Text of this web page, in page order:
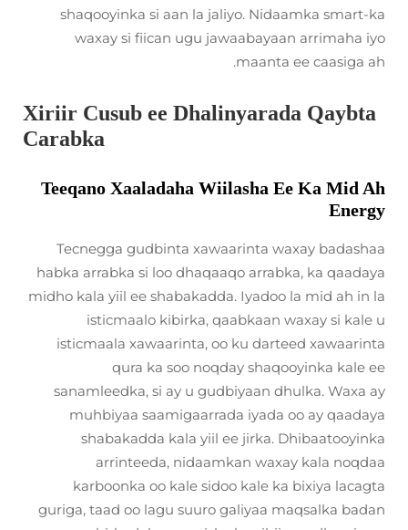
shaqooyinka si aan la jaliyo. Nidaamka smart-ka
waxay si fiican ugu jawaabayaan arrimaha iyo
maanta ee caasiga ah.
Xiriir Cusub ee Dhalinyarada Qaybta
Carabka
Teeqano Xaaladaha Wiilasha Ee Ka Mid Ah
Energy
Tecnegga gudbinta xawaarinta waxay badashaa
habka arrabka si loo dhaqaaqo arrabka, ka qaadaya
midho kala yiil ee shabakadda. Iyadoo la mid ah in la
isticmaalo kibirka, qaabkaan waxay si kale u
isticmaala xawaarinta, oo ku darteed xawaarinta
qura ka soo noqday shaqooyinka kale ee
sanamleedka, si ay u gudbiyaan dhulka. Waxa ay
muhbiyaa saamigaarrada iyada oo ay qaadaya
shabakadda kala yiil ee jirka. Dhibaatooyinka
arrinteeda, nidaamkan waxay kala noqdaa
karboonka oo kale sidoo kale ka bixiya lacagta
guriga, taad oo lagu suuro galiyaa maqsalka badan